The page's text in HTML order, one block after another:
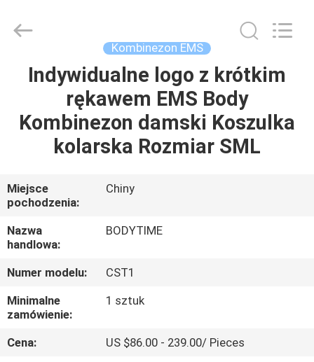
DOM
PRODUKTY
NAS
WYCIECZKA
PO
FABRYCE
KONTROLA
JAKOŚCI
Reserved.
Kombinezon EMS
Indywidualne logo z krótkim
rękawem EMS Body
Kombinezon damski Koszulka
kolarska Rozmiar SML
Miejsce
pochodzenia:
Chiny
Nazwa
handlowa:
BODYTIME
Numer modelu:
CST1
Minimalne
zamówienie:
1 sztuk
Cena:
US $86.00 - 239.00/ Pieces